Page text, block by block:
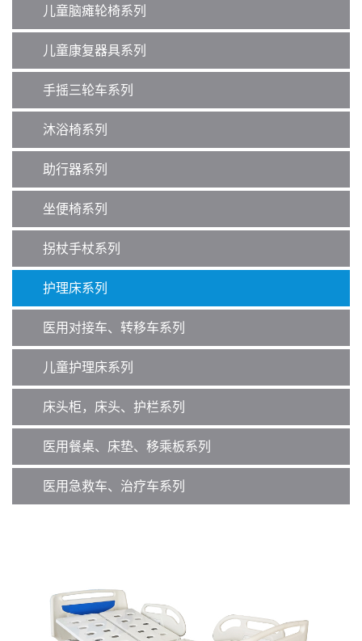
儿童脑瘫轮椅系列
儿童康复器具系列
手摇三轮车系列
沐浴椅系列
助行器系列
坐便椅系列
拐杖手杖系列
护理床系列
医用对接车、转移车系列
儿童护理床系列
床头柜，床头、护栏系列
医用餐桌、床垫、移乘板系列
医用急救车、治疗车系列